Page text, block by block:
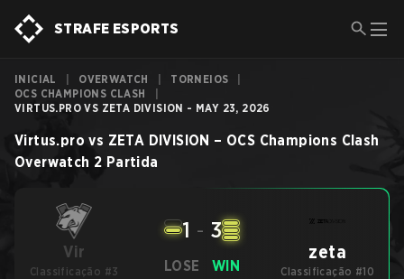
STRAFE ESPORTS
INICIAL OVERWATCH TORNEIOS
OCS CHAMPIONS CLASH
VIRTUS.PRO VS ZETA DIVISION - MAY 23, 2026
Virtus.pro vs ZETA DIVISION – OCS Champions Clash
Overwatch 2 Partida
Vir
Classificação #3 LOSE
1 - 3
WIN
zeta
Classificação #10